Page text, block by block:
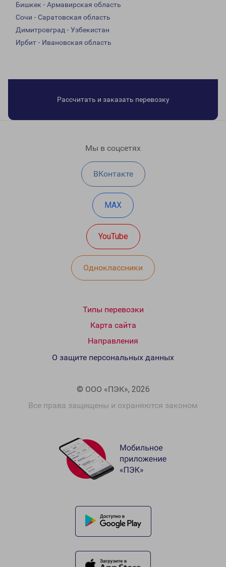
Бишкек - Армавирская область
Сочи - Саратовская область
Димитровград - Узбекистан
Ирбит - Ивановская область
Рассчитать и заказать перевозку
Мы в соцсетях
ВКонтакте
MAX
YouTube
Одноклассники
Типы перевозки
Карта сайта
Направления
© ООО «ПЭК», 2026
Все права защищены и охраняются законом
О защите персональных данных